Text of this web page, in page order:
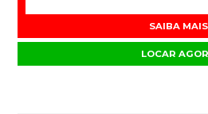
SAIBA MAIS
LOCAR